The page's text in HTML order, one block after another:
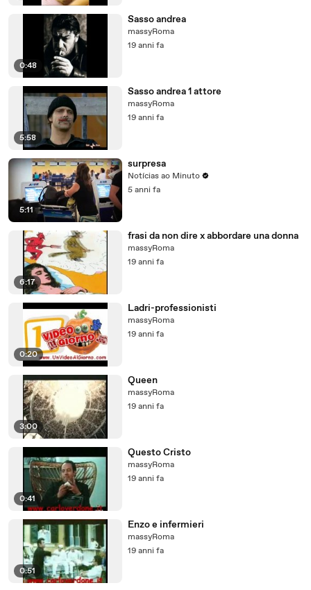
0:48
Sasso andrea
massyRoma
19 anni fa
5:58
Sasso andrea 1 attore
massyRoma
19 anni fa
5:11
surpresa
Notícias ao Minuto
5 anni fa
6:17
frasi da non dire x abbordare una donna
massyRoma
19 anni fa
0:20
Ladri-professionisti
massyRoma
19 anni fa
3:00
Queen
massyRoma
19 anni fa
0:41
Questo Cristo
massyRoma
19 anni fa
0:51
Enzo e infermieri
massyRoma
19 anni fa